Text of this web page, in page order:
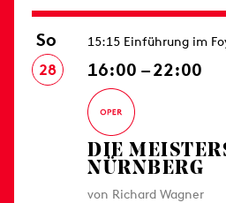
So
28
15:15 Einführung im
16:00 – 22:00
DIE
NÜRNBERG
von Richard Wagner